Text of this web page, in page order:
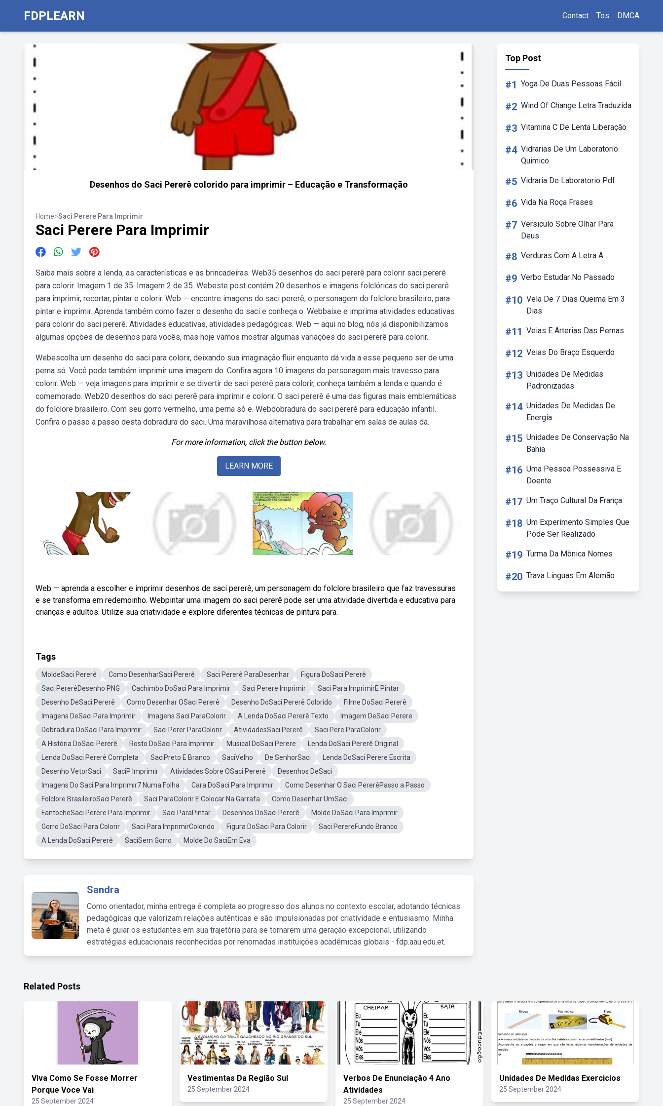
FDPLEARN Contact Tos DMCA
Desenhos do Saci Pererê colorido para imprimir – Educação e Transformação
Home>Saci Perere Para Imprimir
Saci Perere Para Imprimir
Saiba mais sobre a lenda, as características e as brincadeiras. Web35 desenhos do saci pererê para colorir saci pererê
para colorir. Imagem 1 de 35. Imagem 2 de 35. Webeste post contém 20 desenhos e imagens folclóricas do saci pererê
para imprimir, recortar, pintar e colorir. Web — encontre imagens do saci pererê, o personagem do folclore brasileiro, para
pintar e imprimir. Aprenda também como fazer o desenho do saci e conheça o. Webbaixe e imprima atividades educativas
para colorir do saci pererê. Atividades educativas, atividades pedagógicas. Web — aqui no blog, nós já disponibilizamos
algumas opções de desenhos para vocês, mas hoje vamos mostrar algumas variações do saci pererê para colorir.
Webescolha um desenho do saci para colorir, deixando sua imaginação fluir enquanto dá vida a esse pequeno ser de uma
perna só. Você pode também imprimir uma imagem do. Confira agora 10 imagens do personagem mais travesso para
colorir. Web — veja imagens para imprimir e se divertir de saci pererê para colorir, conheça também a lenda e quando é
comemorado. Web20 desenhos do saci pererê para imprimir e colorir. O saci pererê é uma das figuras mais emblemáticas
do folclore brasileiro. Com seu gorro vermelho, uma perna só e. Webdobradura do saci pereré para educação infantil.
Confira o passo a passo desta dobradura do saci. Uma maravilhosa alternativa para trabalhar em salas de aulas da.
For more information, click the button below.
LEARN MORE
Web — aprenda a escolher e imprimir desenhos de saci pererê, um personagem do folclore brasileiro que faz travessuras
e se transforma em redemoinho. Webpintar uma imagem do saci pererê pode ser uma atividade divertida e educativa para
crianças e adultos. Utilize sua criatividade e explore diferentes técnicas de pintura para.
Tags
MoldeSaci Pererê Como DesenharSaci Pererê Saci Pererê ParaDesenhar
Figura DoSaci Pererê
Saci PererêDesenho PNG
Cachimbo DoSaci Para Imprimir Saci Perere Imprimir
Saci Para ImprimirE Pintar
Desenho DeSaci Pererê
Como Desenhar OSaci Pererê Desenho DoSaci Pererê Colorido
Filme DoSaci Pererê
Imagens DeSaci Para Imprimir
Imagens Saci ParaColorir A Lenda DoSaci Pererê Texto
Imagem DeSaci Perere
Dobradura DoSaci Para Imprimir
Saci Perer ParaColorir AtividadesSaci Pererê
Saci Pere ParaColorir
A História DoSaci Pererê
Rosto DoSaci Para Imprimir Musical DoSaci Perere
Lenda DoSaci Pererê Original
Lenda DoSaci Pererê Completa
SaciPreto E Branco SaciVelho De SenhorSaci
Lenda DoSaci Perere Escrita
Desenho VetorSaci
SaciP Imprimir Atividades Sobre OSaci Pererê
Desenhos DeSaci
Imagens Do Saci Para Imprimir7 Numa Folha
Cara DoSaci Para Imprimir
Como Desenhar O Saci PererêPasso a Passo
Folclore BrasileiroSaci Pererê
Saci ParaColorir E Colocar Na Garrafa
Como Desenhar UmSaci
FantocheSaci Perere Para Imprimir
Saci ParaPintar Desenhos DoSaci Pererê
Molde DoSaci Para Imprimir
Gorro DoSaci Para Colorir
Saci Para ImprimirColorido Figura DoSaci Para Colorir
Saci PerereFundo Branco
A Lenda DoSaci Pererê
SaciSem Gorro Molde Do SaciEm Eva
Sandra
Como orientador, minha entrega é completa ao progresso dos alunos no contexto escolar, adotando técnicas
pedagógicas que valorizam relações autênticas e são impulsionadas por criatividade e entusiasmo. Minha
meta é guiar os estudantes em sua trajetória para se tornarem uma geração excepcional, utilizando
estratégias educacionais reconhecidas por renomadas instituições acadêmicas globais - fdp.aau.edu.et.
Top Post
#1 Yoga De Duas Pessoas Fácil
#2 Wind Of Change Letra Traduzida
#3 Vitamina C De Lenta Liberação
#4 Vidrarias De Um Laboratorio
Quimico
#5 Vidraria De Laboratorio Pdf
#6 Vida Na Roça Frases
#7 Versiculo Sobre Olhar Para
Deus
#8 Verduras Com A Letra A
#9 Verbo Estudar No Passado
#10 Vela De 7 Dias Queima Em 3
Dias
#11 Veias E Arterias Das Pernas
#12 Veias Do Braço Esquerdo
#13 Unidades De Medidas
Padronizadas
#14 Unidades De Medidas De
Energia
#15 Unidades De Conservação Na
Bahia
#16 Uma Pessoa Possessiva E
Doente
#17 Um Traço Cultural Da França
#18 Um Experimento Simples Que
Pode Ser Realizado
#19 Turma Da Mônica Nomes
#20 Trava Linguas Em Alemão
Related Posts
Viva Como Se Fosse Morrer
Porque Voce Vai
25 September 2024
Vestimentas Da Região Sul
25 September 2024
Verbos De Enunciação 4 Ano
Atividades
25 September 2024
Unidades De Medidas Exercicios
25 September 2024